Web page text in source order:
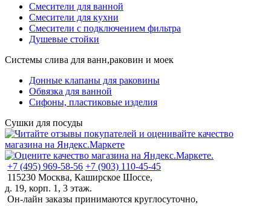
Смесители для ванной
Смесители для кухни
Смесители с подключением фильтра
Душевые стойки
Системы слива для ванн,раковин и моек
Донные клапаны для раковины
Обвязка для ванной
Сифоны, пластиковые изделия
Сушки для посуды
+7 (495) 969-58-56 +7 (903) 110-45-45
115230 Москва, Каширское Шоссе,
д. 19, корп. 1, 3 этаж.
Он-лайн заказы принимаются круглосуточно,